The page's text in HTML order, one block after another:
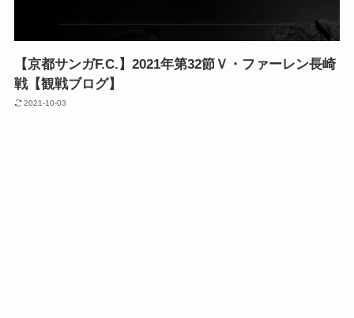
【京都サンガF.C.】2021年第32節Ｖ・ファーレン長崎
戦【観戦ブログ】
2021-10-03